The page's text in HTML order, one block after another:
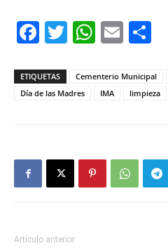
Facebook
TwitterEmail
ETIQUETAS Cementerio Municipal
Día de las Madres
IMA limpieza
Artículo anterior